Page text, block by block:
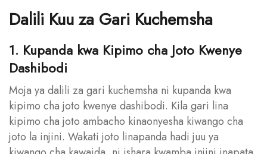
Dalili Kuu za Gari Kuchemsha
1. Kupanda kwa Kipimo cha Joto Kwenye
Dashibodi
Moja ya dalili za gari kuchemsha ni kupanda kwa
kipimo cha joto kwenye dashibodi. Kila gari lina
kipimo cha joto ambacho kinaonyesha kiwango cha
joto la injini. Wakati joto linapanda hadi juu ya